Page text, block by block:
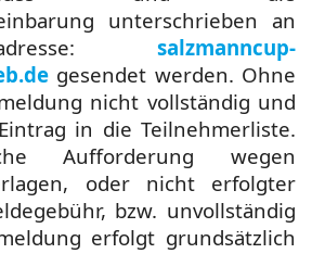
unterschrieben an
salzmanncup-
gesendet werden. Ohne
nicht vollständig und
in die Teilnehmerliste.
Aufforderung wegen
oder nicht erfolgter
bzw. unvollständig
erfolgt grundsätzlich